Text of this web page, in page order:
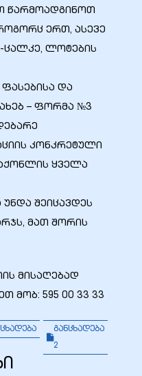
წარმოადგინოთ
ერთ, ასევე
ლოტების
და
– ფორმა №3
კონკრეტული
ყველა
შეიცავდეს
მათ შორის
მისაღებად
მობ: 595 00 33 33
განცხადება
2